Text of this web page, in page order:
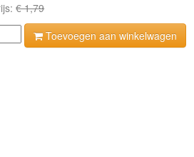
€ 1,79
Toevoegen aan winkelwagen